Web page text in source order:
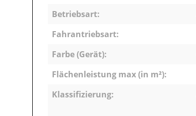
Betriebsart:
Fahrantriebsart:
Farbe (Gerät):
Flächenleistung max (in m²):
Klassifizierung: